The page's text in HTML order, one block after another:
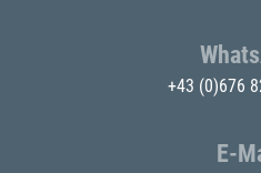
+43 (0)676
E-